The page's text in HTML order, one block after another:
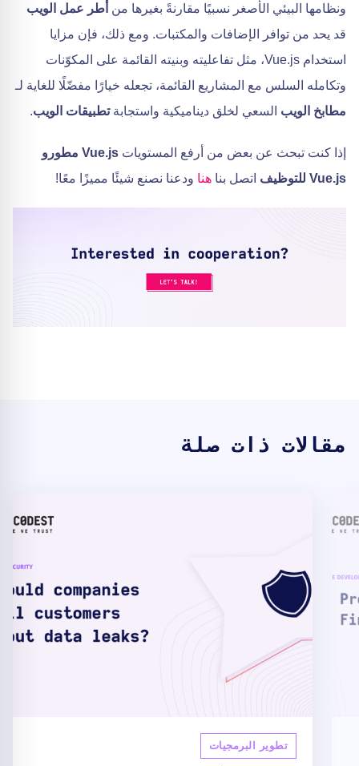
ونظامها البيئي الأصغر نسبيًا مقارنةً بغيرها من أطر عمل الويب
قد يحد من توافر الإضافات والمكتبات. ومع ذلك، فإن مزايا
استخدام Vue.js، مثل تفاعليته وبنيته القائمة على المكوّنات
وتكامله السلس مع المشاريع القائمة، تجعله خيارًا مفضّلًا للغاية لـ
مطابخ الويب السعي لخلق ديناميكية واستجابةتطبيقات الويب.
إذا كنت تبحث عن بعض من أرفع المستويات
Vue.js مطورو
Vue.js للتوظيف
اتصل بنا هنا ودعنا نصنع شيئًا مميزًا معًا!
مقالات ذات صلة
تطوير البرمجيات